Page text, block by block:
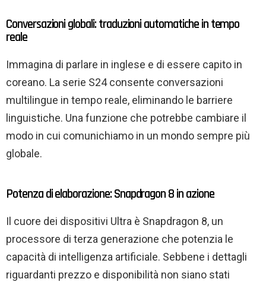
Conversazioni globali: traduzioni automatiche in tempo
reale
Immagina di parlare in inglese e di essere capito in
coreano. La serie S24 consente conversazioni
multilingue in tempo reale, eliminando le barriere
linguistiche. Una funzione che potrebbe cambiare il
modo in cui comunichiamo in un mondo sempre più
globale.
Potenza di elaborazione: Snapdragon 8 in azione
Il cuore dei dispositivi Ultra è Snapdragon 8, un
processore di terza generazione che potenzia le
capacità di intelligenza artificiale. Sebbene i dettagli
riguardanti prezzo e disponibilità non siano stati